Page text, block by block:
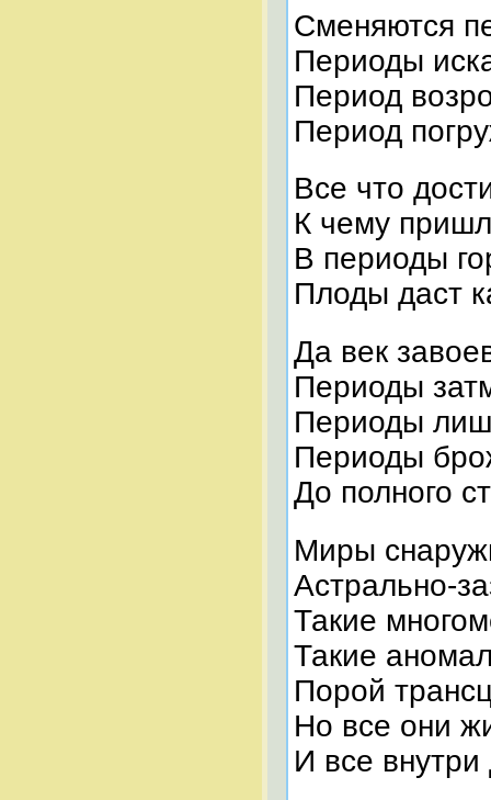
Сменяются
Периоды
Период
Период
Все что
К чему
В периоды
Плоды даст
Да век
Периоды
Периоды
Периоды
До полного
Миры
Астрально-
Такие
Такие
Порой
Но все они
И все